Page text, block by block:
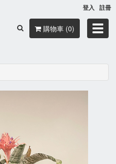
登入 註冊
購物車 (0)